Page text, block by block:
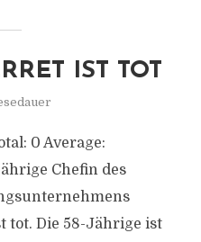
IST TOT
0 Average:
Chefin des
tot. Die 58-Jährige ist